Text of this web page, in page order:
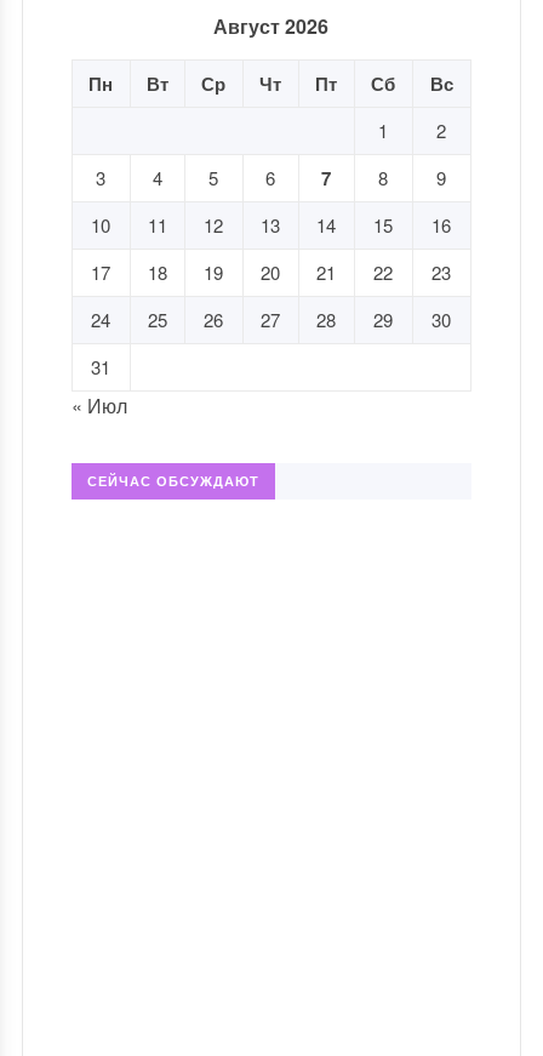
Август 2026
Пн Вт Ср Чт Пт Сб Вс
1
2
3
4 5 6 7 8
9
10
11 12 13 14 15
16
17
18 19 20 21 22
23
24
25 26 27 28 29
30
31
« Июл
СЕЙЧАС ОБСУЖДАЮТ